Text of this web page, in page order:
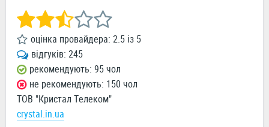
оцінка провайдера: 2.5 із 5
відгуків: 245
рекомендують: 95 чол
не рекомендують: 150 чол
ТОВ "Кристал Телеком"
crystal.in.ua